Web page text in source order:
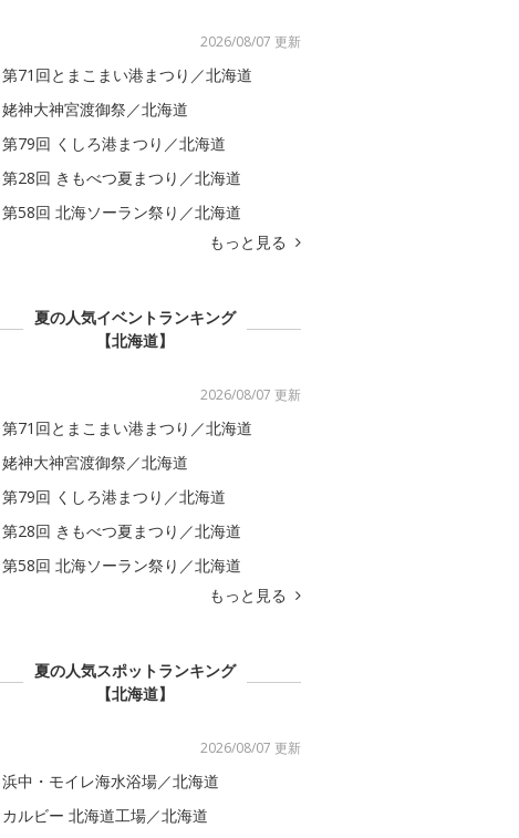
2026/08/07 更新
第71回とまこまい港まつり／北海道
姥神大神宮渡御祭／北海道
第79回 くしろ港まつり／北海道
第28回 きもべつ夏まつり／北海道
第58回 北海ソーラン祭り／北海道
もっと見る
夏の人気イベントランキング
【北海道】
2026/08/07 更新
第71回とまこまい港まつり／北海道
姥神大神宮渡御祭／北海道
第79回 くしろ港まつり／北海道
第28回 きもべつ夏まつり／北海道
第58回 北海ソーラン祭り／北海道
もっと見る
夏の人気スポットランキング
【北海道】
2026/08/07 更新
浜中・モイレ海水浴場／北海道
カルビー 北海道工場／北海道